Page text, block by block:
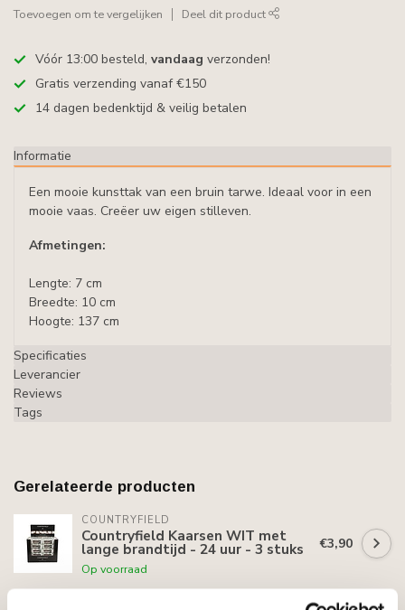
Toevoegen om te vergelijken Deel dit product
Vóór 13:00 besteld, vandaag verzonden!
Gratis verzending vanaf €150
14 dagen bedenktijd & veilig betalen
Informatie
Een mooie kunsttak van een bruin tarwe. Ideaal voor in een
mooie vaas. Creëer uw eigen stilleven.
Afmetingen:
Lengte: 7 cm
Breedte: 10 cm
Hoogte: 137 cm
Specificaties
Leverancier
Reviews
Tags
Gerelateerde producten
COUNTRYFIELD
Countryfield Kaarsen WIT met
lange brandtijd - 24 uur - 3 stuks
Op voorraad
€3,90